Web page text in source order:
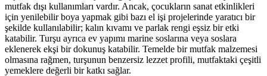
mutfak dışı kullanımları vardır. Ancak, çocukların sanat etkinlikleri
için yenilebilir boya yapmak gibi bazı el işi projelerinde yaratıcı bir
şekilde kullanılabilir; kalın kıvamı ve parlak rengi eşsiz bir etki
katabilir. Turşu ayrıca ev yapımı marine soslarına veya soslara
eklenerek ekşi bir dokunuş katabilir. Temelde bir mutfak malzemesi
olmasına rağmen, turşunun benzersiz lezzet profili, mutfaktaki çeşitli
yemeklere değerli bir katkı sağlar.